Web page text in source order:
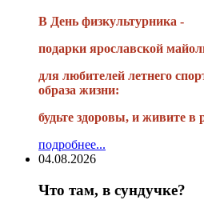
В День физкультурника -
подарки ярославской
для любителей летнего
образа жизни:
будьте здоровы, и живите в
подробнее...
04.08.2026
Что там, в сундучке?